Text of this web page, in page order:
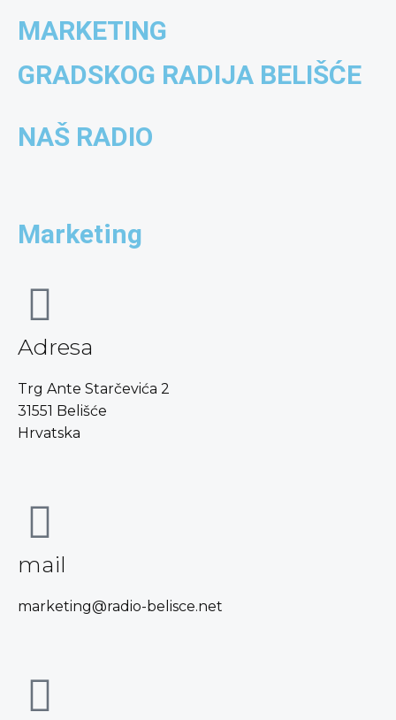
MARKETING
GRADSKOG RADIJA BELIŠĆE
NAŠ RADIO
Marketing
Adresa
Trg Ante Starčevića 2
31551 Belišće
Hrvatska
mail
marketing@radio-belisce.net